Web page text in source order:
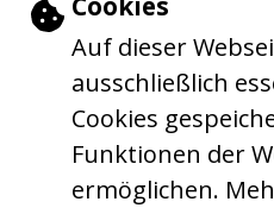
Auf dieser
ausschließlich
Cookies
Funktionen der
ermöglichen.